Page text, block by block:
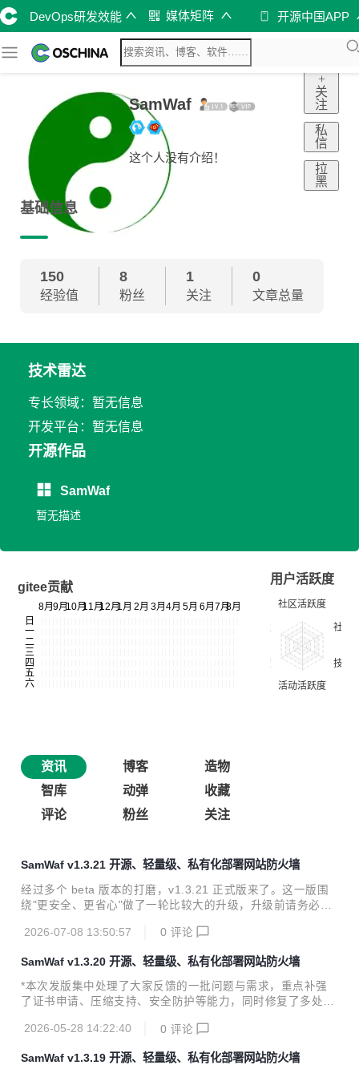
DevOps研发效能 媒体矩阵 开源中国APP
SamWaf
这个人没有介绍！
+
关
注
私
信
拉
黑
基础信息
150
经验值
8
粉丝
1
关注
0
文章总量
技术雷达
专长领域：暂无信息
开发平台：暂无信息
开源作品
SamWaf
暂无描述
gitee贡献
用户活跃度
资讯 博客
造物
智库
动弹
收藏
评论
粉丝 关注
SamWaf v1.3.21 开源、轻量级、私有化部署网站防火墙
经过多个 beta 版本的打磨，v1.3.21 正式版来了。这一版围
绕"更安全、更省心"做了一轮比较大的升级，升级前请务必先
加密方式从 MD5 切换为 bcrypt 向上升级无感，正常升级不需
beta.8 之前的版本，由于加密方式已切换，需要手工使用后台
命令行重置密码才能登录。 2. 全新安装的首次登录口令 不再
是固定默认密码，首次登录口令见 data/initial_password.tx
在 conf/con...
2026-07-08 13:50:57 0 评论
SamWaf v1.3.20 开源、轻量级、私有化部署网站防火墙
*本次发版集中处理了大家反馈的一批问题与需求，重点补强
了证书申请、压缩支持、安全防护等能力，同时修复了多处逻
增 开放平台 网站综合查询统计 静态服务响应头自定义 隧道 S
景 站点 gzip / br 压缩支持，有效减少传输体积，提升访问性
2026-05-28 14:22:40 0 评论
SamWaf v1.3.19 开源、轻量级、私有化部署网站防火墙